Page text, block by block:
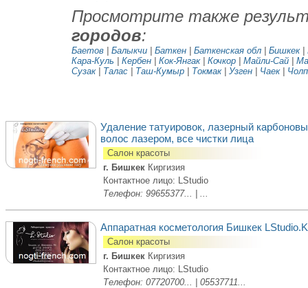
Просмотрите также
городов:
Баетов Балыкчи Баткен Баткенская обл Бишкек|
Кара-Куль
Кербен Кок-Янгак| Кочкор Майли-Сай
Сузак| Талас Таш-Кумыр Токмак| Узген Чаек|
Удаление татуировок, лазерный
волос лазером, все чистки лица
Салон красоты
г. Бишкек Киргизия
Контактное лицо: LStudio
Телефон: 99655377... | ...
Аппаратная косметология Бишкек
Салон красоты
г. Бишкек Киргизия
Контактное лицо: LStudio
Телефон: 07720700... | 05537711...